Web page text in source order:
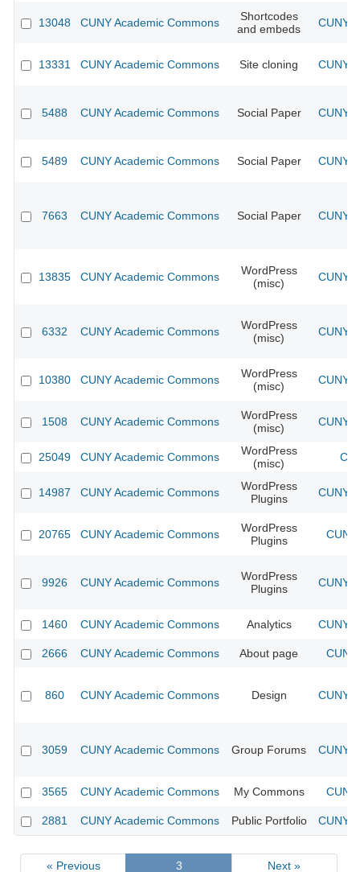
13048 CUNY Academic Commons
Shortcodes
and embeds
CUNY
13331 CUNY Academic Commons Site cloning CUNY
5488 CUNY Academic Commons Social Paper CUNY
5489 CUNY Academic Commons Social Paper CUNY
7663 CUNY Academic Commons Social Paper CUNY
13835 CUNY Academic Commons
WordPress
(misc)
CUNY
6332 CUNY Academic Commons
WordPress
(misc)
CUNY
10380 CUNY Academic Commons
WordPress
(misc)
CUNY
1508 CUNY Academic Commons
WordPress
(misc)
CUNY
25049 CUNY Academic Commons
WordPress
(misc)
14987 CUNY Academic Commons
WordPress
Plugins
CUNY
20765 CUNY Academic Commons
WordPress
Plugins
9926 CUNY Academic Commons
WordPress
Plugins
CUNY
1460 CUNY Academic Commons Analytics CUNY
2666 CUNY Academic Commons About page
860 CUNY Academic Commons Design CUNY
3059 CUNY Academic Commons Group Forums CUNY
3565 CUNY Academic Commons My Commons
2881 CUNY Academic Commons Public Portfolio CUNY
« Previous 3 Next »